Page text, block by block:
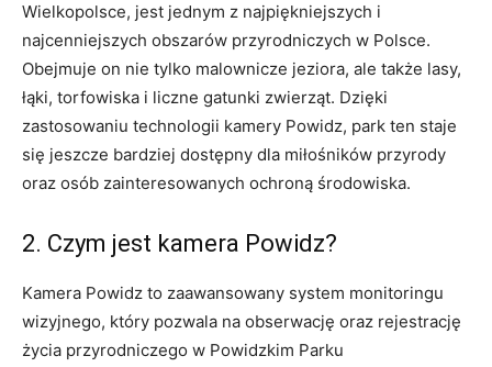
Wielkopolsce, jest jednym z najpiękniejszych i
najcenniejszych obszarów przyrodniczych w Polsce.
Obejmuje on nie tylko malownicze jeziora, ale także lasy,
łąki, torfowiska i liczne gatunki zwierząt. Dzięki
zastosowaniu technologii kamery Powidz, park ten staje
się jeszcze bardziej dostępny dla miłośników przyrody
oraz osób zainteresowanych ochroną środowiska.
2. Czym jest kamera Powidz?
Kamera Powidz to zaawansowany system monitoringu
wizyjnego, który pozwala na obserwację oraz rejestrację
życia przyrodniczego w Powidzkim Parku